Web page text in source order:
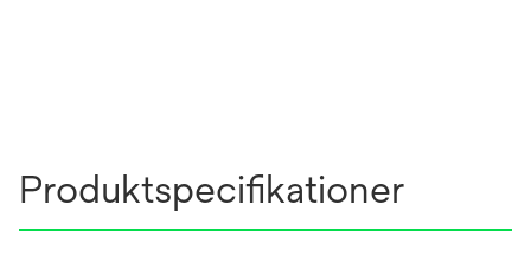
Produktspecifikationer